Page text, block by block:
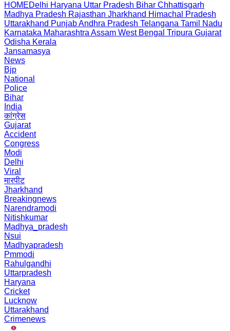
HOMEDelhi Haryana Uttar Pradesh Bihar Chhattisgarh
Madhya Pradesh Rajasthan Jharkhand Himachal Pradesh
Uttarakhand PunjabAndhra Pradesh Telangana Tamil Nadu
Karnataka Maharashtra Assam West Bengal Tripura Gujarat
Odisha Kerala
Jansamasya
News
Bjp
National
Police
Bihar
India
कांग्रेस
Gujarat
Accident
Congress
Modi
Delhi
Viral
मारपीट
Jharkhand
Breakingnews
Narendramodi
Nitishkumar
Madhya_pradesh
Nsui
Madhyapradesh
Pmmodi
Rahulgandhi
Uttarpradesh
Haryana
Cricket
Lucknow
Uttarakhand
Crimenews